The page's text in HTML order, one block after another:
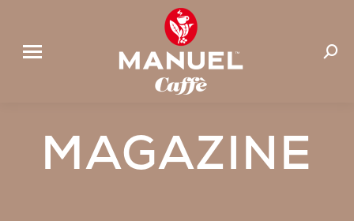
Cerca:
MAGAZINE